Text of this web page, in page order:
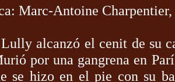
Marc-Antoine
alcanzó el cenit de su
por una gangrena en
se hizo en el pie con su